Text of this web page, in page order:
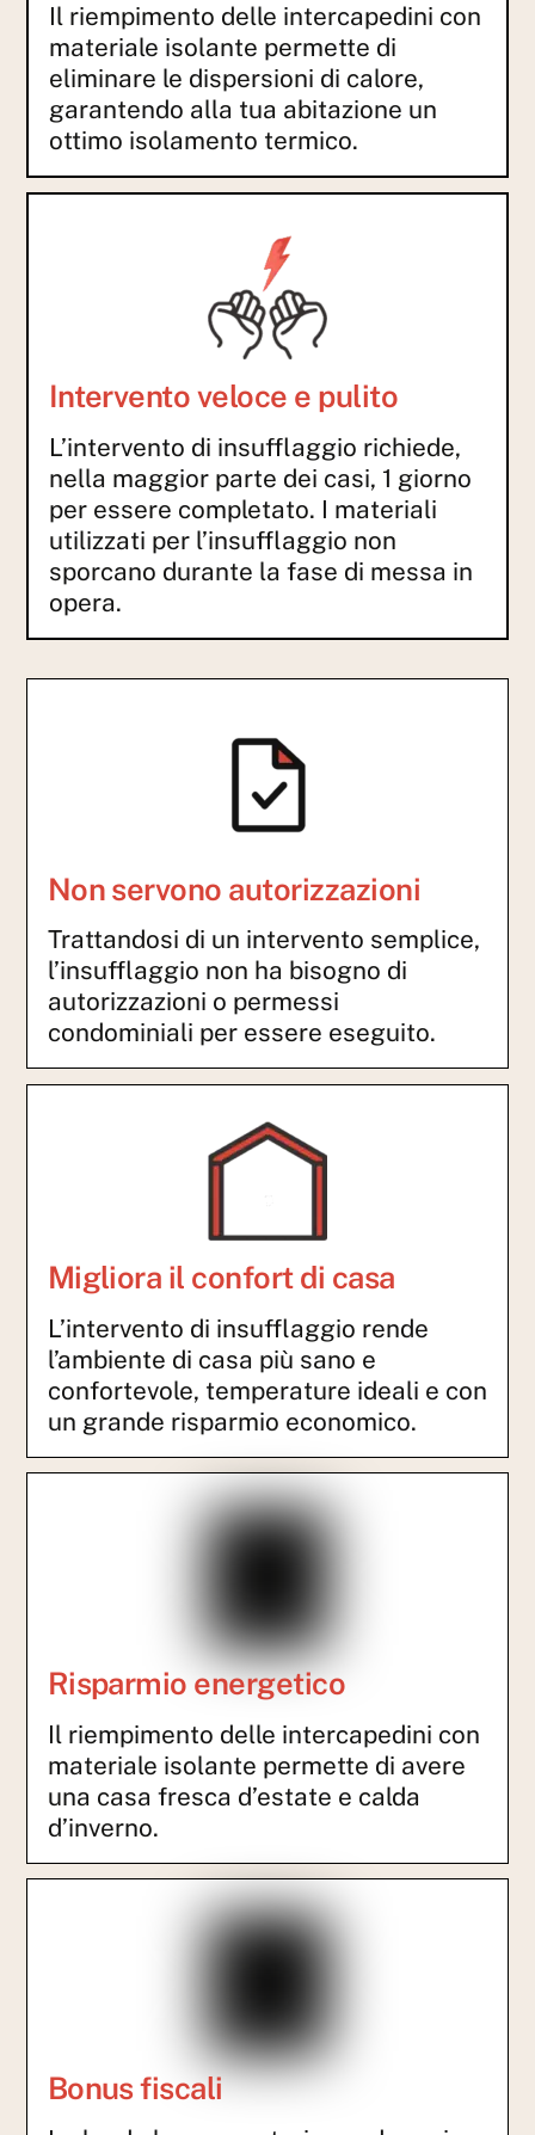
Il riempimento delle intercapedini con
materiale isolante permette di
eliminare le dispersioni di calore,
garantendo alla tua abitazione un
ottimo isolamento termico.
Intervento veloce e pulito
L’intervento di insufflaggio richiede,
nella maggior parte dei casi, 1 giorno
per essere completato. I materiali
utilizzati per l’insufflaggio non
sporcano durante la fase di messa in
opera.
Non servono autorizzazioni
Trattandosi di un intervento semplice,
l’insufflaggio non ha bisogno di
autorizzazioni o permessi
condominiali per essere eseguito.
Migliora il confort di casa
L’intervento di insufflaggio rende
l’ambiente di casa più sano e
confortevole, temperature ideali e con
un grande risparmio economico.
Risparmio energetico
Il riempimento delle intercapedini con
materiale isolante permette di avere
una casa fresca d’estate e calda
d’inverno.
Bonus fiscali